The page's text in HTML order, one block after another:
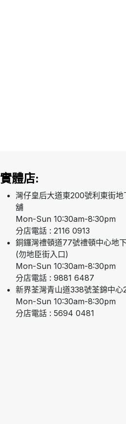
實體店:
灣仔皇后大道東200號利東街
舖
Mon-Sun 10:30am-8:30pm
分店電話 : 2116 0913
銅鑼灣禮頓道77號禮頓中心地
(勿地臣街入口)
Mon-Sun 10:30am-8:30pm
分店電話 : 9881 6487
新界荃灣青山道338號荃錦中心
Mon-Sun 10:30am-8:30pm
分店電話 : 5694 0481